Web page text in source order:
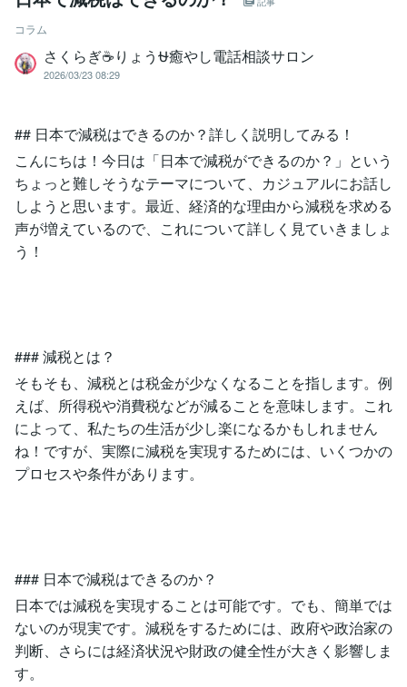
コラム
さくらぎ☕りょう⛎癒やし電話相談サロン
2026/03/23 08:29
## 日本で減税はできるのか？詳しく説明してみる！
こんにちは！今日は「日本で減税ができるのか？」という
ちょっと難しそうなテーマについて、カジュアルにお話し
しようと思います。最近、経済的な理由から減税を求める
声が増えているので、これについて詳しく見ていきましょ
う！
### 減税とは？
そもそも、減税とは税金が少なくなることを指します。例
えば、所得税や消費税などが減ることを意味します。これ
によって、私たちの生活が少し楽になるかもしれません
ね！ですが、実際に減税を実現するためには、いくつかの
プロセスや条件があります。
### 日本で減税はできるのか？
日本では減税を実現することは可能です。でも、簡単では
ないのが現実です。減税をするためには、政府や政治家の
判断、さらには経済状況や財政の健全性が大きく影響しま
す。